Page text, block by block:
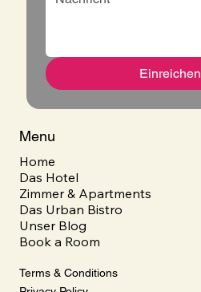
Einreichen
Menu
Home
Das Hotel
Zimmer & Apartments
Das Urban Bistro
Unser Blog
Book a Room
Terms & Conditions